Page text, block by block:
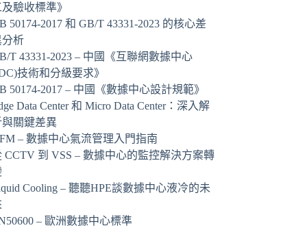
驗收標準》
50174-2017 和 GB/T 43331-2023 的核心差
分析
T 43331-2023 – 中國《互聯網數據中心
技術和分級要求》
50174-2017 – 中國《數據中心設計規範》
Data Center 和 Micro Data Center：深入解
與關鍵差異
– 數據中心氣流管理入門指南
CCTV 到 VSS – 數據中心的監控解決方案轉
Cooling – 聽聽HPE談數據中心液冷的未
– 歐洲數據中心標準